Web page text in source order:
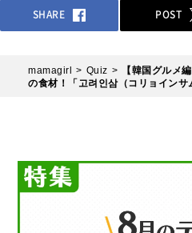
SHARE POST
mamagirl Quiz
【韓国グルメ
の食材！「고려인삼（コリョインサ